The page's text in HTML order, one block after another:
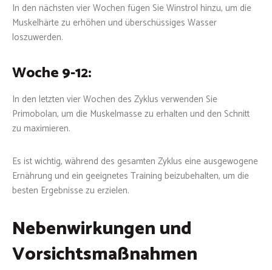
In den nächsten vier Wochen fügen Sie Winstrol hinzu, um die
Muskelhärte zu erhöhen und überschüssiges Wasser
loszuwerden.
Woche 9-12:
In den letzten vier Wochen des Zyklus verwenden Sie
Primobolan, um die Muskelmasse zu erhalten und den Schnitt
zu maximieren.
Es ist wichtig, während des gesamten Zyklus eine ausgewogene
Ernährung und ein geeignetes Training beizubehalten, um die
besten Ergebnisse zu erzielen.
Nebenwirkungen und
Vorsichtsmaßnahmen